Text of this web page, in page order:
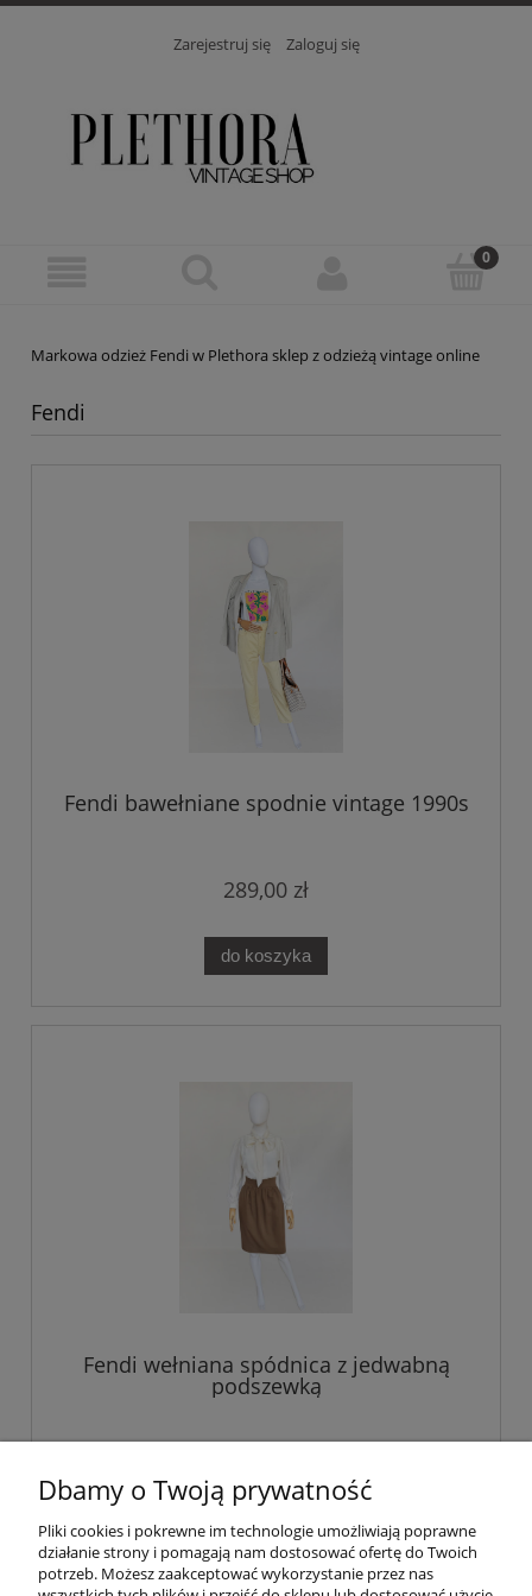
Zarejestruj się Zaloguj się
Markowa odzież Fendi w Plethora sklep z odzieżą vintage online
Fendi
Fendi bawełniane spodnie vintage 1990s
289,00 zł
do koszyka
Fendi wełniana spódnica z jedwabną
podszewką
349,00 zł
Dbamy o Twoją prywatność
Pliki cookies i pokrewne im technologie umożliwiają poprawne
działanie strony i pomagają nam dostosować ofertę do Twoich
potrzeb. Możesz zaakceptować wykorzystanie przez nas